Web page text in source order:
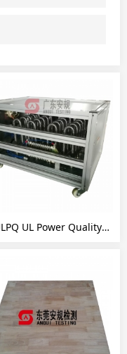
AGULPQ UL Power Quality专用负载